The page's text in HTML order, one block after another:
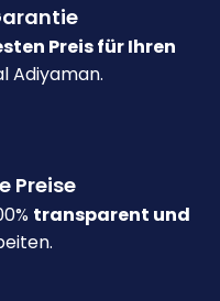
Preis für Ihren
Adiyaman.
Preise
transparent und